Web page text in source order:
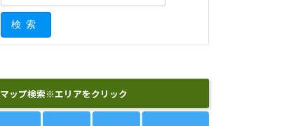
検索
マップ検索※エリアをクリック